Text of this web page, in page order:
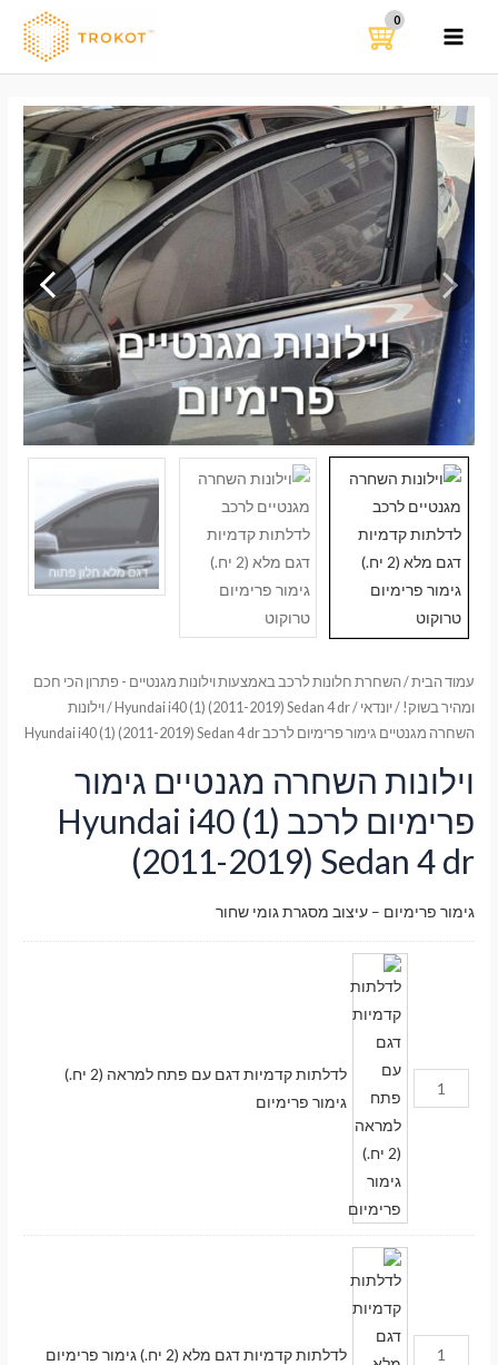
MAIN
עמוד הבית/השחרת חלונות לרכב באמצעות וילונות מגנטיים - פתרון הכי חכם
ומהיר בשוק! /יונדאי /
Hyundai i40 (1) (2011-2019) Sedan 4 dr / וילונות
השחרה מגנטיים גימור פרימיום לרכב Hyundai i40 (1) (2011-2019) Sedan 4 dr
וילונות השחרה מגנטיים גימור
פרימיום לרכב Hyundai i40 (1)
(2011-2019) Sedan 4 dr
גימור פרימיום – עיצוב מסגרת גומי שחור
לדלתות קדמיות דגם עם פתח למראה (2 יח.)
גימור פרימיום
לדלתות קדמיות דגם מלא (2 יח.) גימור פרימיום